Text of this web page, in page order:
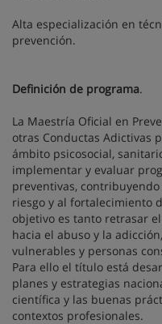
Alta especialización en
prevención.
Definición de programa.
La Maestría Oficial en
otras Conductas Adictivas
ámbito psicosocial,
implementar y evaluar
preventivas,
riesgo y al fortalecimiento
objetivo es tanto retrasar
hacia el abuso y la
vulnerables y personas
Para ello el título está
planes y estrategias
científica y las buenas
contextos profesionales.